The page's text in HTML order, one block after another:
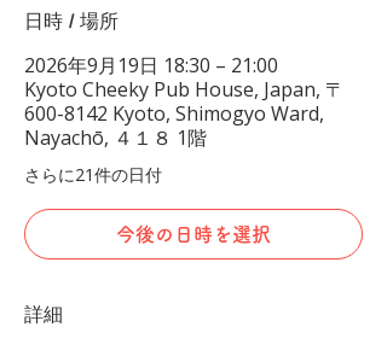
日時 / 場所
2026年9月19日 18:30 – 21:00
Kyoto Cheeky Pub House, Japan, 〒
600-8142 Kyoto, Shimogyo Ward,
Nayachō, ４１８ 1階
さらに21件の日付
今後の日時を選択
詳細